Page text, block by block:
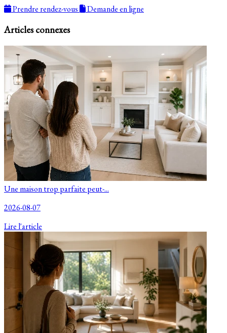
Prendre rendez-vous
Demande en ligne
Articles connexes
Une maison trop parfaite peut-...
2026-08-07
Lire l'article